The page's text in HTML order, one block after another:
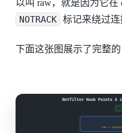
以叫 raw，就是因为它在
NOTRACK 标记来绕过连
下面这张图展示了完整的